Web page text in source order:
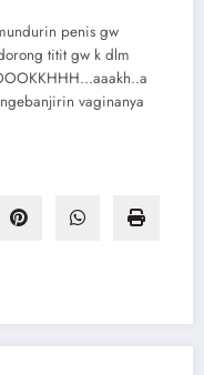
penis gw
titit gw k dlm
vaginanya